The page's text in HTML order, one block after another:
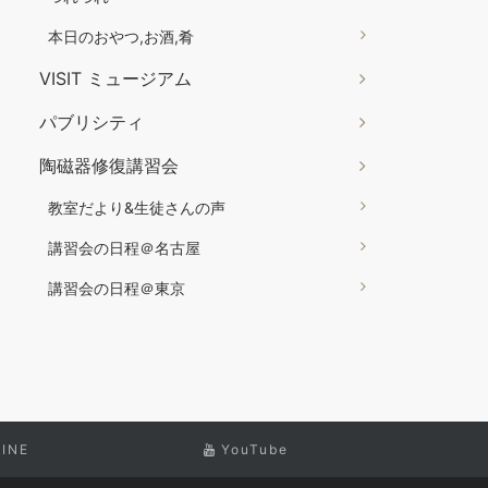
本日のおやつ,お酒,肴
VISIT ミュージアム
パブリシティ
陶磁器修復講習会
教室だより&生徒さんの声
講習会の日程＠名古屋
講習会の日程＠東京
YouTube